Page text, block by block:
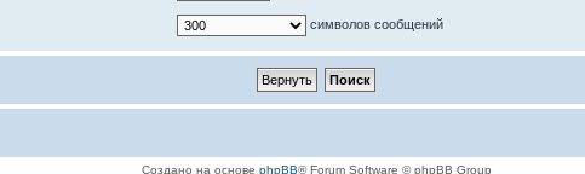
символов сообщений
Создано на основе phpBB® Forum Software © phpBB Group